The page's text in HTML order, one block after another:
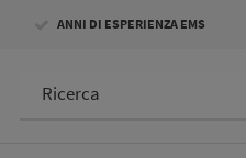
ANNI DI ESPERIENZA EMS